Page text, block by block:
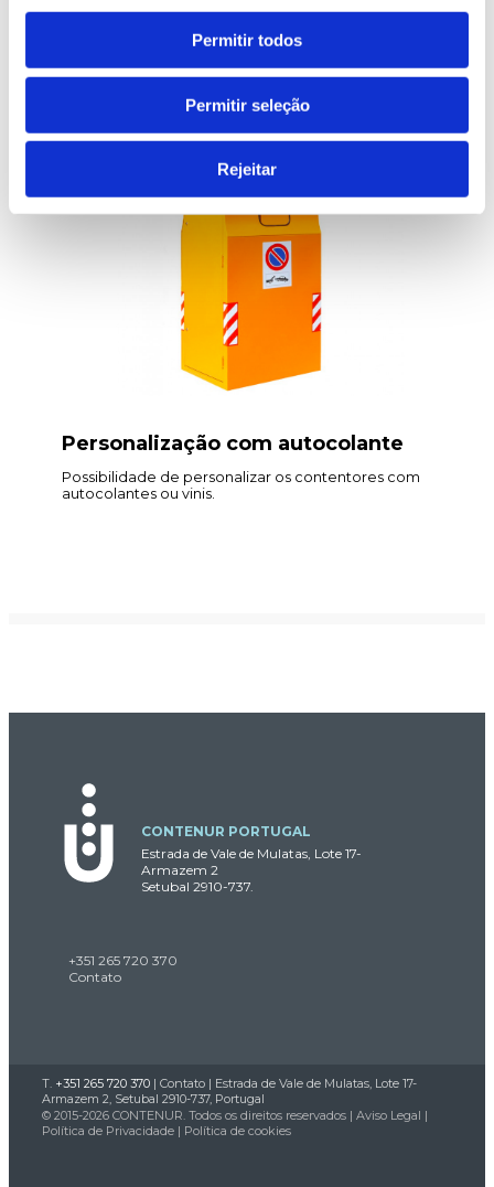
Permitir todos
Permitir seleção
Rejeitar
Faixas refletoras
Acessório disponível que melhora a visibilidade do
Personalização com autocolante
Possibilidade de personalizar os contentores com
autocolantes ou vinis.
CONTENUR PORTUGAL
Estrada de Vale de Mulatas, Lote 17-
Armazem 2
Setubal 2910-737.
+351 265 720 370
Contato
T. +351 265 720 370 | Contato | Estrada de Vale de Mulatas, Lote 17-
Armazem 2, Setubal 2910-737, Portugal
© 2015-2026 CONTENUR. Todos os direitos reservados | Aviso Legal |
Política de Privacidade | Política de cookies